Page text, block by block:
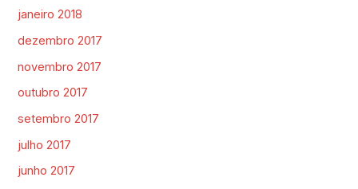
janeiro 2018
dezembro 2017
novembro 2017
outubro 2017
setembro 2017
julho 2017
junho 2017